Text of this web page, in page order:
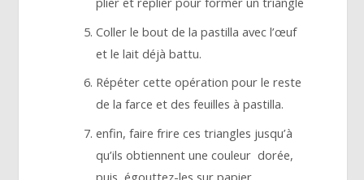
Coller le bout de la pastilla avec l’œuf
et le lait déjà battu.
Répéter cette opération pour le reste
de la farce et des feuilles à pastilla.
enfin, faire frire ces triangles jusqu’à
qu’ils obtiennent une couleur dorée,